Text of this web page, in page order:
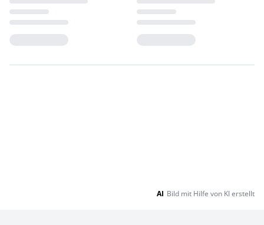
AI Bild mit Hilfe von KI erstellt